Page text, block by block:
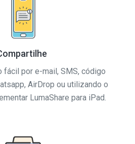
fácil por e-mail, SMS, código
AirDrop ou utilizando o
LumaShare para iPad.